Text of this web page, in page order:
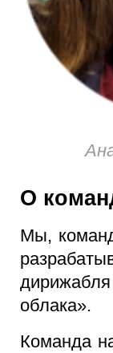
О
Мы,
облака».
Команда